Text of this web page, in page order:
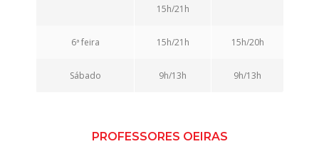
15h/21h
6ª feira 15h/21h 15h/20h
Sábado 9h/13h 9h/13h
PROFESSORES OEIRAS